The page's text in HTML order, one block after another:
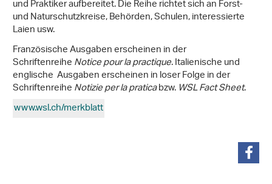
und Praktiker aufbereitet. Die Reihe richtet sich an Forst-
und Naturschutzkreise, Behörden, Schulen, interessierte
Laien usw.
Französische Ausgaben erscheinen in der
SchriftenreiheNotice pour la practique. Italienische und
englische Ausgaben erscheinen in loser Folge in der
SchriftenreiheNotizie per la praticabzw.WSL Fact Sheet.
www.wsl.ch/merkblatt